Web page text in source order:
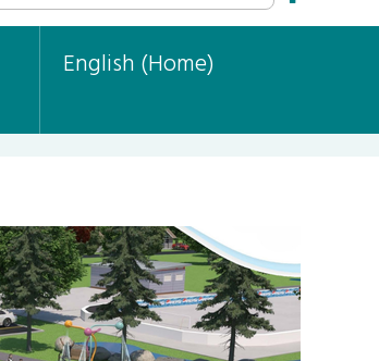
English (Home)